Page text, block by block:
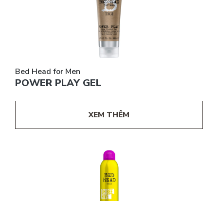
Bed Head for Men
POWER PLAY GEL
XEM THÊM